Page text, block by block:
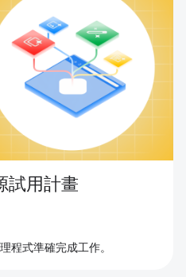
試用計畫
程式準確完成工作。